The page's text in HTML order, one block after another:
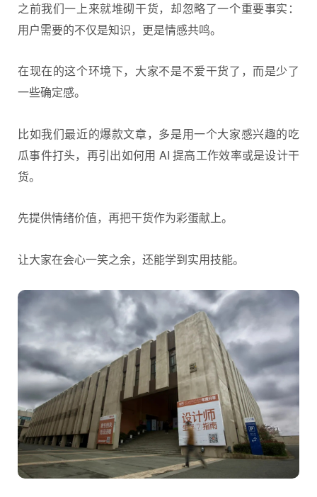
之前我们一上来就堆砌干货，却忽略了一个重要事实：
用户需要的不仅是知识，更是情感共鸣。
在现在的这个环境下，大家不是不爱干货了，而是少了
一些确定感。
比如我们最近的爆款文章，多是用一个大家感兴趣的吃
瓜事件打头，再引出如何用 AI 提高工作效率或是设计干
货。
先提供情绪价值，再把干货作为彩蛋献上。
让大家在会心一笑之余，还能学到实用技能。